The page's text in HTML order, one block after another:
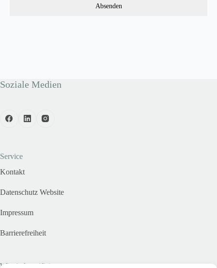
Absenden
Soziale Medien
Service
Kontakt
Datenschutz Website
Impressum
Barrierefreiheit
Wir sind zertifiziert